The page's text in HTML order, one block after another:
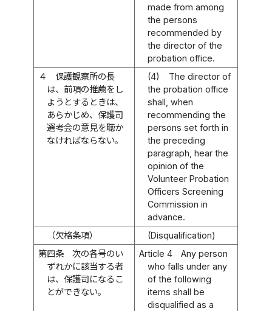
made from among
the persons
recommended by
the director of the
probation office.
４
保護観察所の長
は、前項の推薦をし
ようとするときは、
あらかじめ、保護司
選考会の意見を聴か
なければならない。
(4)
The director of
the probation office
shall, when
recommending the
persons set forth in
the preceding
paragraph, hear the
opinion of the
Volunteer Probation
Officers Screening
Commission in
advance.
（欠格条項）
(Disqualification)
第四条
次の各号のい
ずれかに該当する者
は、保護司になるこ
とができない。
Article 4
Any person
who falls under any
of the following
items shall be
disqualified as a